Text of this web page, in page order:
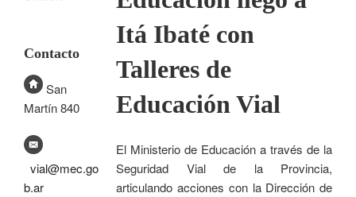
Itá Ibaté con
Talleres de
Educación Vial
El Ministerio de Educación a través de la
Seguridad Vial de la Provincia,
articulando acciones con la Dirección de
Contacto
San
Martín 840
vial@mec.go
b.ar